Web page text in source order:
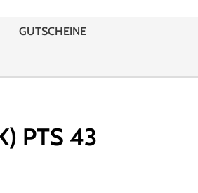
GUTSCHEINE
PTS 43